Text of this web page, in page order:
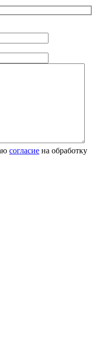
согласие на обработку